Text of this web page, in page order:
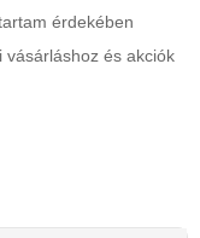
érdekében
vásárláshoz és akciók